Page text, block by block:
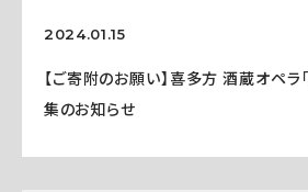
2024.01.15
【ご寄附のお願い】喜多方 酒蔵オペラ
集のお知らせ